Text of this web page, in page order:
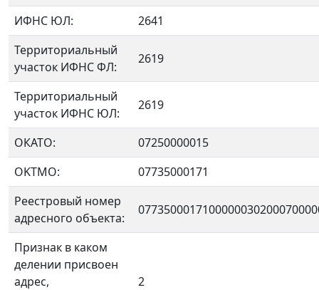
ИФНС ЮЛ:
2641
Территориальный
участок ИФНС ФЛ:
2619
Территориальный
участок ИФНС ЮЛ:
2619
ОКАТО:
07250000015
OKTMO:
07735000171
Реестровый номер
адресного объекта:
Признак в каком
делении присвоен
адрес,
2